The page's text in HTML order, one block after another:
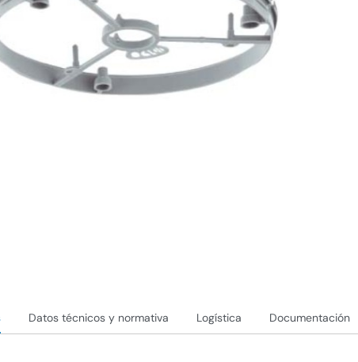
Datos técnicos y normativa Logística Documentación